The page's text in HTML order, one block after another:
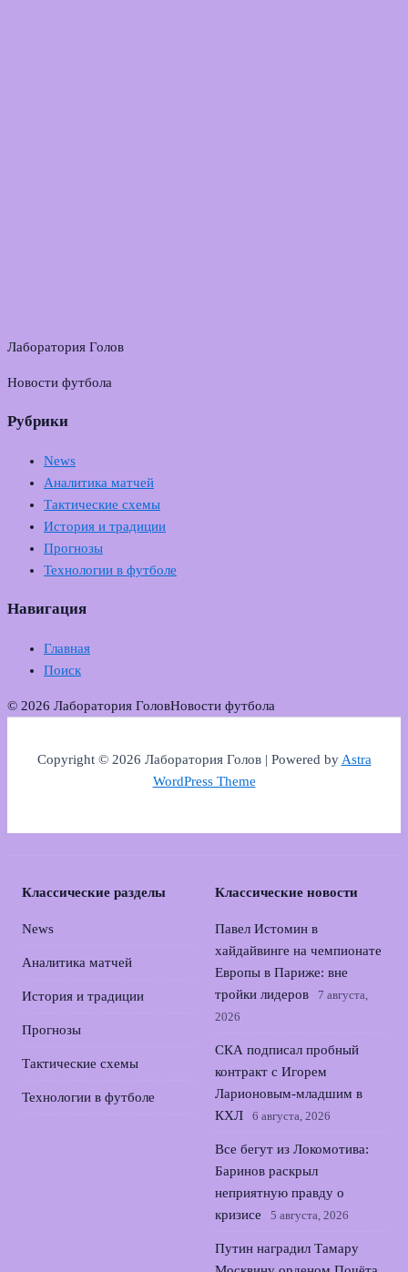
Лаборатория Голов
Новости футбола
Рубрики
News
Аналитика матчей
Тактические схемы
История и традиции
Прогнозы
Технологии в футболе
Навигация
Главная
Поиск
© 2026 Лаборатория ГоловНовости футбола
Copyright © 2026 Лаборатория Голов | Powered byAstra
WordPress Theme
Классические разделы
News
Аналитика матчей
История и традиции
Прогнозы
Тактические схемы
Технологии в футболе
Классические новости
Павел Истомин в
хайдайвинге на чемпионате
Европы в Париже: вне
тройки лидеров
7 августа,
2026
СКА подписал пробный
контракт с Игорем
Ларионовым‑младшим в
КХЛ
6 августа, 2026
Все бегут из Локомотива:
Баринов раскрыл
неприятную правду о
кризисе
5 августа, 2026
Путин наградил Тамару